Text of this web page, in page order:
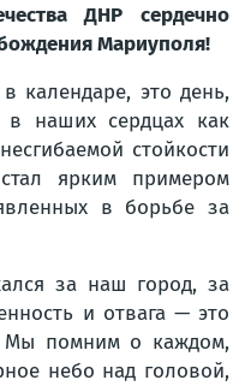
ДНР сердечно
Мариуполя!
календаре, это день,
в наших сердцах как
стойкости
ярким примером
в борьбе за
за наш город, за
и отвага — это
Мы помним о каждом,
небо над головой,